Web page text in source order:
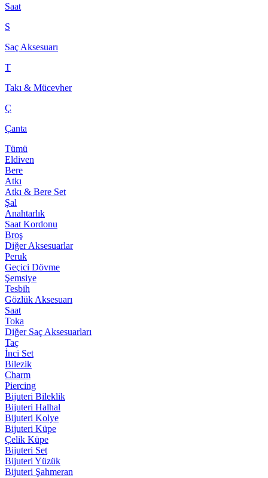
Saat
S
Saç Aksesuarı
T
Takı & Mücevher
Ç
Çanta
Tümü
Eldiven
Bere
Atkı
Atkı & Bere Set
Şal
Anahtarlık
Saat Kordonu
Broş
Diğer Aksesuarlar
Peruk
Geçici Dövme
Şemsiye
Tesbih
Gözlük Aksesuarı
Saat
Toka
Diğer Saç Aksesuarları
Taç
İnci Set
Bilezik
Charm
Piercing
Bijuteri Bileklik
Bijuteri Halhal
Bijuteri Kolye
Bijuteri Küpe
Çelik Küpe
Bijuteri Set
Bijuteri Yüzük
Bijuteri Şahmeran